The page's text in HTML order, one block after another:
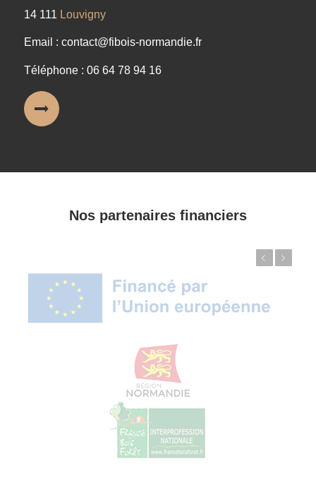
14 111 Louvigny
Email : contact@fibois-normandie.fr
Téléphone : 06 64 78 94 16
Nos partenaires financiers